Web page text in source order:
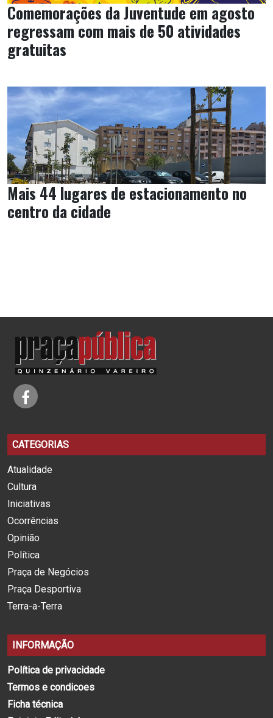
Comemorações da Juventude em agosto
regressam com mais de 50 atividades
gratuitas
Mais 44 lugares de estacionamento no
centro da cidade
CATEGORIAS
Atualidade
Cultura
Iniciativas
Ocorrências
Opinião
Política
Praça de Negócios
Praça Desportiva
Terra-a-Terra
INFORMAÇÃO
Política de privacidade
Termos e condicoes
Ficha técnica